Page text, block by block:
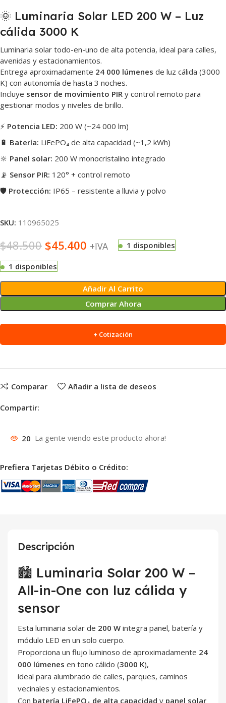
🌞 Luminaria Solar LED 200 W – Luz
cálida 3000 K
Luminaria solar todo-en-uno de alta potencia, ideal para calles,
avenidas y estacionamientos.
Entrega aproximadamente 24 000 lúmenes de luz cálida (3000
K) con autonomía de hasta 3 noches.
Incluye sensor de movimiento PIR y control remoto para
gestionar modos y niveles de brillo.
⚡ Potencia LED: 200 W (~24 000 lm)
🔋 Batería: LiFePO₄ de alta capacidad (~1,2 kWh)
🔆 Panel solar: 200 W monocristalino integrado
📡 Sensor PIR: 120° + control remoto
🛡️ Protección: IP65 – resistente a lluvia y polvo
SKU: 110965025
$48.500 $45.400 +IVA 1 disponibles
1 disponibles
Añadir Al Carrito
Comprar Ahora
+ Cotización
Comparar Añadir a lista de deseos
Compartir:
20 La gente viendo este producto ahora!
Prefiera Tarjetas Débito o Crédito:
Descripción
🏙️ Luminaria Solar 200 W –
All-in-One con luz cálida y
sensor
Esta luminaria solar de 200 W integra panel, batería y
módulo LED en un solo cuerpo.
Proporciona un flujo luminoso de aproximadamente 24
000 lúmenes en tono cálido (3000 K),
ideal para alumbrado de calles, parques, caminos
vecinales y estacionamientos.
Con batería LiFePO₄ de alta capacidad y panel solar